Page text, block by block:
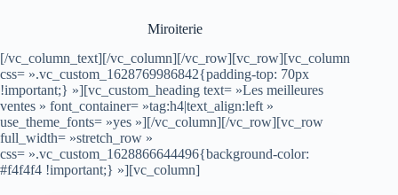
Miroiterie
[/vc_column_text][/vc_column][/vc_row][vc_row][vc_column
css= ».vc_custom_1628769986842{padding-top: 70px
!important;} »][vc_custom_heading text= »Les meilleures
ventes » font_container= »tag:h4|text_align:left »
use_theme_fonts= »yes »][/vc_column][/vc_row][vc_row
full_width= »stretch_row »
css= ».vc_custom_1628866644496{background-color:
#f4f4f4 !important;} »][vc_column]